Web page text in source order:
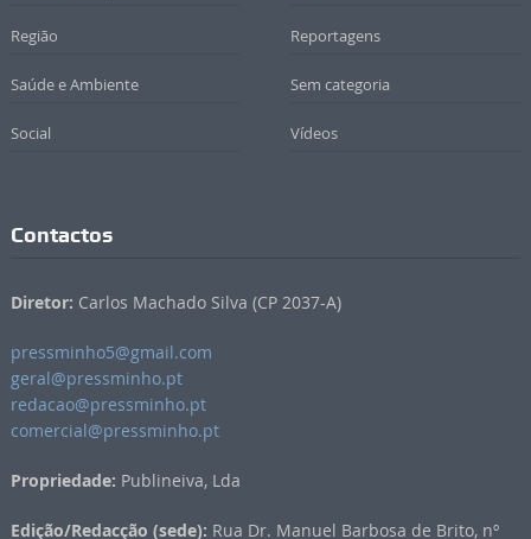
Região Reportagens
Saúde e Ambiente Sem categoria
Social Vídeos
Contactos
Diretor: Carlos Machado Silva (CP 2037-A)
pressminho5@gmail.com
geral@pressminho.pt
redacao@pressminho.pt
comercial@pressminho.pt
Propriedade: Publineiva, Lda
Edição/Redacção (sede): Rua Dr. Manuel Barbosa de Brito, nº